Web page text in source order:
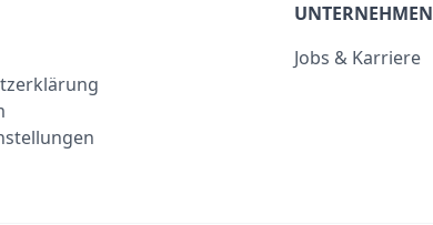
UNTERNEHMEN
Jobs & Karriere